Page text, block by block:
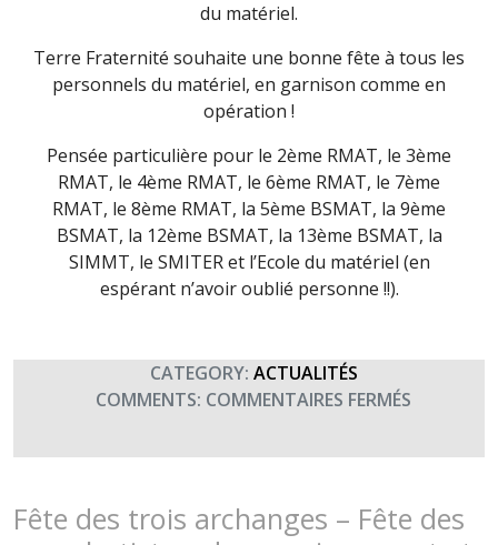
du matériel.
Terre Fraternité souhaite une bonne fête à tous les
personnels du matériel, en garnison comme en
opération !
Pensée particulière pour le 2ème RMAT, le 3ème
RMAT, le 4ème RMAT, le 6ème RMAT, le 7ème
RMAT, le 8ème RMAT, la 5ème BSMAT, la 9ème
BSMAT, la 12ème BSMAT, la 13ème BSMAT, la
SIMMT, le SMITER et l’Ecole du matériel (en
espérant n’avoir oublié personne !!).
CATEGORY: ACTUALITÉS
COMMENTS: COMMENTAIRES FERMÉS
ELOI
FÊTE
DU
Fête des trois archanges – Fête des